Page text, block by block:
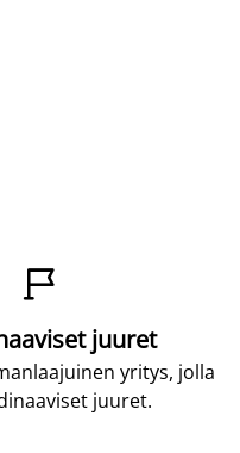

juuret
yritys, jolla
juuret.